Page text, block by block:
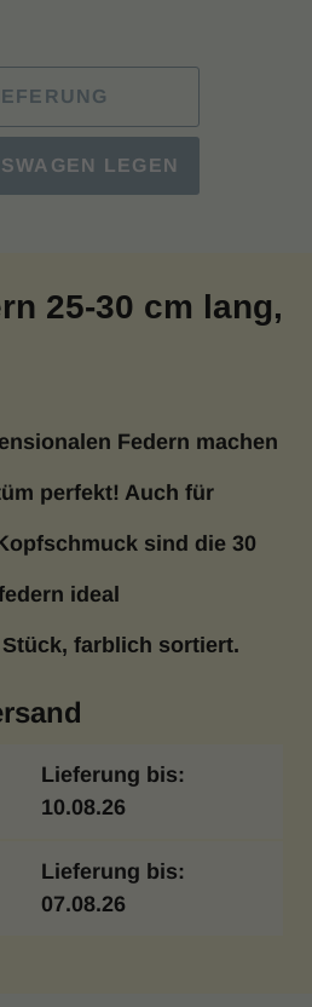
LEGEN
25-30 cm lang,
Federn machen
perfekt! Auch für
sind die 30
ideal
farblich sortiert.
Lieferung bis:
10.08.26
Lieferung bis:
07.08.26